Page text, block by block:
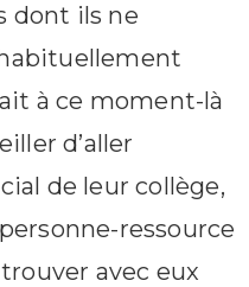
dont ils ne
à ce moment-là
d’aller
de leur collège,
ressource
avec eux